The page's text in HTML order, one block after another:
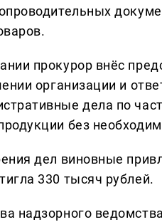
прокурор внёс
организации и
дела по
без
дел виновные
330 тысяч рублей.
надзорного